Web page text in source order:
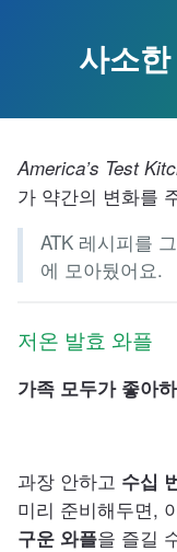
사소
America’s Test
가 약간의 변화를
ATK 레시피를
에 모아뒀어요.
저온 발효 와플
가족 모두가 좋아
과장 안하고 수십
미리 준비해두면,
구운 와플을 즐길